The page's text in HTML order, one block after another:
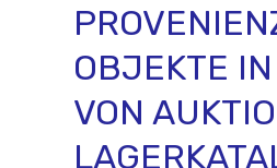
OBJEKTE
VON